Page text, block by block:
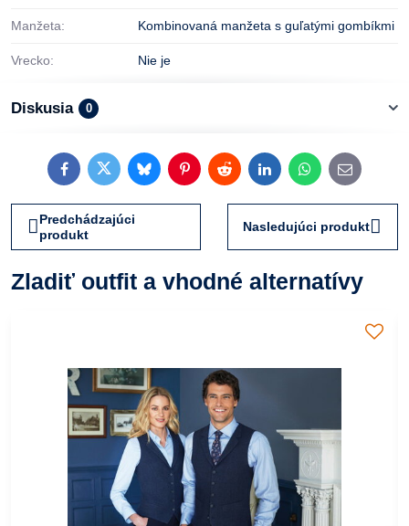
Manžeta: Kombinovaná manžeta s guľatými gombíkmi
Vrecko: Nie je
Diskusia 0
FacebookTwitterBlueskyPinterestRedditLinkedInWhatsApp
E-
mail
Predchádzajúci
produkt
Nasledujúci produkt
Zladiť outfit a vhodné alternatívy